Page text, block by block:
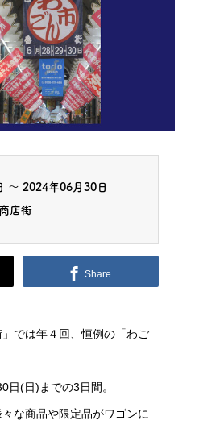
～ 2024年06月30日
店街
Share
」では年４回、恒例の「わご
日(日)までの3日間。
な商品や限定品がワゴンに